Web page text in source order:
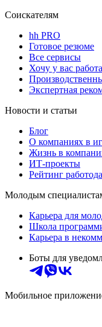
Соискателям
hh PRO
Готовое резюме
Все сервисы
Хочу у вас
Экспертная
Новости и статьи
Блог
О компаниях в
Жизнь в
ИТ-проекты
Рейтинг
Молодым
Карьера для
Школа
Карьера в
Боты для
Мобильное